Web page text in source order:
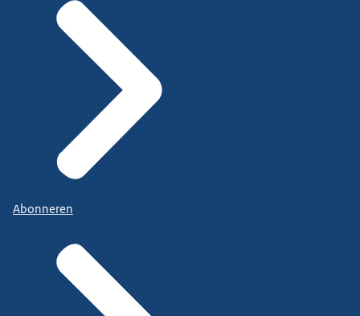
Abonneren